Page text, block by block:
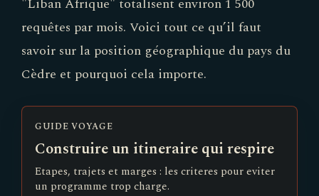
"Liban Afrique" totalisent environ 1 500
requêtes par mois. Voici tout ce qu’il faut
savoir sur la position géographique du pays du
Cèdre et pourquoi cela importe.
GUIDE VOYAGE
Construire un itineraire qui respire
Etapes, trajets et marges : les criteres pour eviter
un programme trop charge.